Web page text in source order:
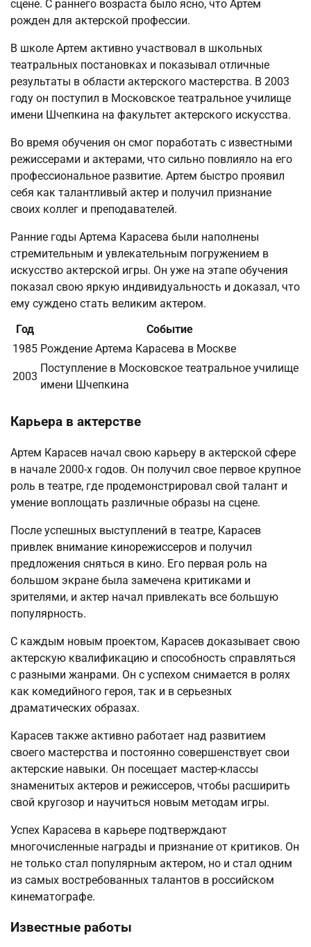
сцене. С раннего возраста было ясно, что Артем
рожден для актерской профессии.
В школе Артем активно участвовал в школьных
театральных постановках и показывал отличные
результаты в области актерского мастерства. В 2003
году он поступил в Московское театральное училище
имени Шчепкина на факультет актерского искусства.
Во время обучения он смог поработать с известными
режиссерами и актерами, что сильно повлияло на его
профессиональное развитие. Артем быстро проявил
себя как талантливый актер и получил признание
своих коллег и преподавателей.
Ранние годы Артема Карасева были наполнены
стремительным и увлекательным погружением в
искусство актерской игры. Он уже на этапе обучения
показал свою яркую индивидуальность и доказал, что
ему суждено стать великим актером.
Год
Событие
1985 Рождение Артема Карасева в Москве
2003
Поступление в Московское театральное училище
имени Шчепкина
Карьера в актерстве
Артем Карасев начал свою карьеру в актерской сфере
в начале 2000-х годов. Он получил свое первое крупное
роль в театре, где продемонстрировал свой талант и
умение воплощать различные образы на сцене.
После успешных выступлений в театре, Карасев
привлек внимание кинорежиссеров и получил
предложения сняться в кино. Его первая роль на
большом экране была замечена критиками и
зрителями, и актер начал привлекать все большую
популярность.
С каждым новым проектом, Карасев доказывает свою
актерскую квалификацию и способность справляться
с разными жанрами. Он с успехом снимается в ролях
как комедийного героя, так и в серьезных
драматических образах.
Карасев также активно работает над развитием
своего мастерства и постоянно совершенствует свои
актерские навыки. Он посещает мастер-классы
знаменитых актеров и режиссеров, чтобы расширить
свой кругозор и научиться новым методам игры.
Успех Карасева в карьере подтверждают
многочисленные награды и признание от критиков. Он
не только стал популярным актером, но и стал одним
из самых востребованных талантов в российском
кинематографе.
Известные работы